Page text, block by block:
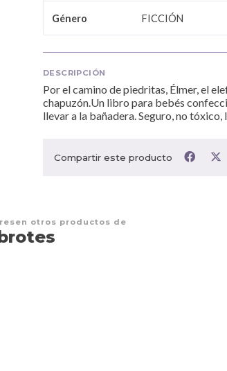
Género FICCIÓN
DESCRIPCIÓN
Por el camino de piedritas, Élmer, el
chapuzón.Un libro para bebés
llevar a la bañadera. Seguro, no
Compartir este producto
otros productos de